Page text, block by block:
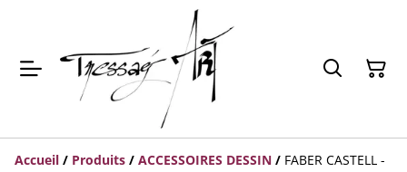
Accueil / Produits / ACCESSOIRES DESSIN / FABER CASTELL -